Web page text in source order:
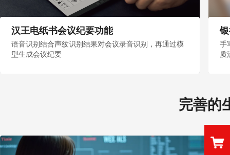
汉王电纸书会议纪要功能
语音识别结合声纹识别结果对会议录音识别，再通过模
型生成会议纪要
手
质
完善的